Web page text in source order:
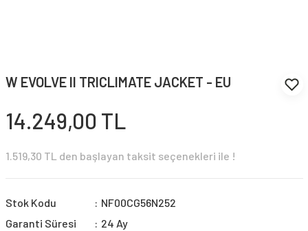
W EVOLVE II TRICLIMATE JACKET - EU
14.249,00 TL
1.519,30 TL den başlayan taksit seçenekleri ile !
Stok Kodu
NF00CG56N252
Garanti Süresi
24 Ay